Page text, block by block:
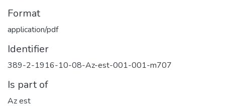
Format
application/pdf
Identifier
389-2-1916-10-08-Az-est-001-001-m707
Is part of
Az est